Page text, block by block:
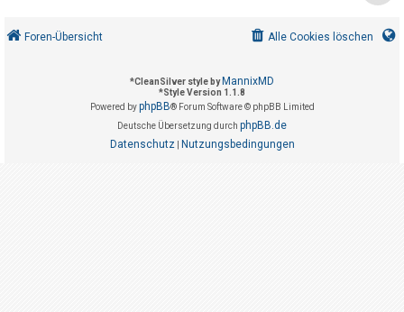
e Foren-Übersicht Alle Cookies löschen
*CleanSilver style by MannixMD
*Style Version 1.1.8
Powered byphpBB® Forum Software © phpBB Limited
Deutsche Übersetzung durch phpBB.de
Datenschutz
Nutzungsbedingungen